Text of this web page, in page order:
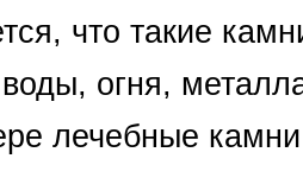
что такие
огня,
лечебные